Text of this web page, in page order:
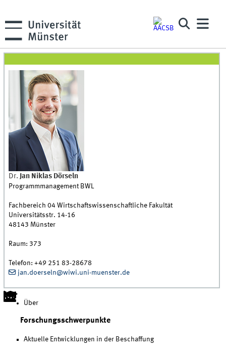
Dr. Jan Niklas Dörseln
Programmmanagement BWL
Fachbereich 04 Wirtschaftswissenschaftliche Fakultät
Universitätsstr. 14-16
48143 Münster
Raum: 373
Telefon:+49 251 83-28678
jan.doerseln@wiwi.uni-muenster.de
Über
Forschungsschwerpunkte
Aktuelle Entwicklungen in der Beschaffung